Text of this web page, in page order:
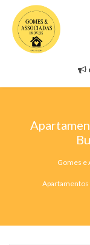
Gomes e
Apartamentos